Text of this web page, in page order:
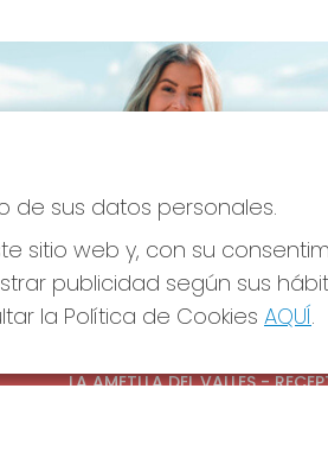
CONTACTO
LA AMETLLA DEL VALLES -
de sus datos personales.
sitio web y, con su
publicidad según sus
la Política de Cookies AQUÍ.